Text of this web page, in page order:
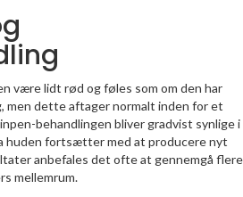
være lidt rød og føles som om den har
men dette aftager normalt inden for et
behandlingen bliver gradvist synlige i
huden fortsætter med at producere nyt
anbefales det ofte at gennemgå flere
mellemrum.